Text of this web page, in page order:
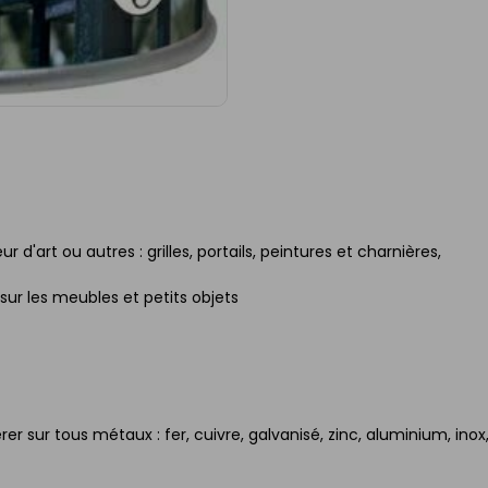
d'art ou autres : grilles, portails, peintures et charnières,
sur les meubles et petits objets
sur tous métaux : fer, cuivre, galvanisé, zinc, aluminium, inox,